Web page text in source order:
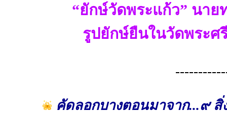
“ยักษ์วัดพระแก้ว” นาย
รูปยักษ์ยืนในวัดพระศ
คัดลอกบางตอนมาจาก...๙ สิ่